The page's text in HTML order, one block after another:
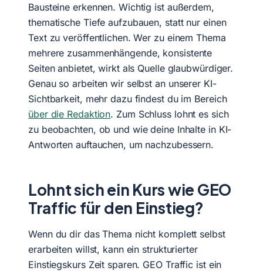
Bausteine erkennen. Wichtig ist außerdem,
thematische Tiefe aufzubauen, statt nur einen
Text zu veröffentlichen. Wer zu einem Thema
mehrere zusammenhängende, konsistente
Seiten anbietet, wirkt als Quelle glaubwürdiger.
Genau so arbeiten wir selbst an unserer KI-
Sichtbarkeit, mehr dazu findest du im Bereich
über die Redaktion. Zum Schluss lohnt es sich
zu beobachten, ob und wie deine Inhalte in KI-
Antworten auftauchen, um nachzubessern.
Lohnt sich ein Kurs wie GEO
Traffic für den Einstieg?
Wenn du dir das Thema nicht komplett selbst
erarbeiten willst, kann ein strukturierter
Einstiegskurs Zeit sparen. GEO Traffic ist ein